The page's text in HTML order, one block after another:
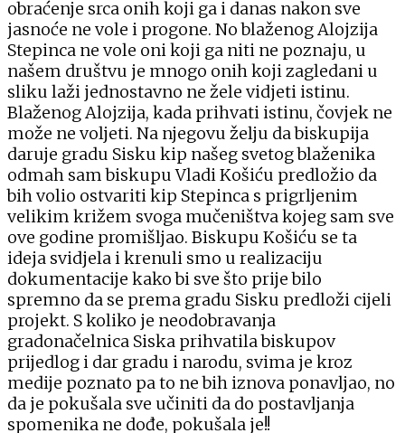
obraćenje srca onih koji ga i danas nakon sve
jasnoće ne vole i progone. No blaženog Alojzija
Stepinca ne vole oni koji ga niti ne poznaju, u
našem društvu je mnogo onih koji zagledani u
sliku laži jednostavno ne žele vidjeti istinu.
Blaženog Alojzija, kada prihvati istinu, čovjek ne
može ne voljeti. Na njegovu želju da biskupija
daruje gradu Sisku kip našeg svetog blaženika
odmah sam biskupu Vladi Košiću predložio da
bih volio ostvariti kip Stepinca s prigrljenim
velikim križem svoga mučeništva kojeg sam sve
ove godine promišljao. Biskupu Košiću se ta
ideja svidjela i krenuli smo u realizaciju
dokumentacije kako bi sve što prije bilo
spremno da se prema gradu Sisku predloži cijeli
projekt. S koliko je neodobravanja
gradonačelnica Siska prihvatila biskupov
prijedlog i dar gradu i narodu, svima je kroz
medije poznato pa to ne bih iznova ponavljao, no
da je pokušala sve učiniti da do postavljanja
spomenika ne dođe, pokušala je!!